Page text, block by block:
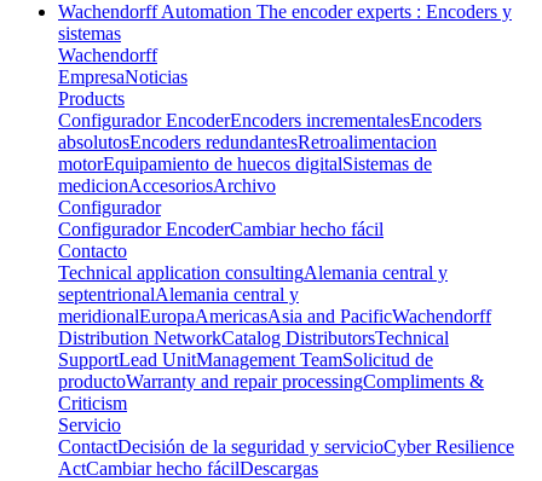
Wachendorff Automation The encoder experts : Encoders y
sistemas
Wachendorff
EmpresaNoticias
Products
Configurador EncoderEncoders incrementalesEncoders
absolutosEncoders redundantesRetroalimentacion
motorEquipamiento de huecos digitalSistemas de
medicionAccesoriosArchivo
Configurador
Configurador EncoderCambiar hecho fácil
Contacto
Technical application consultingAlemania central y
septentrionalAlemania central y
meridionalEuropaAmericasAsia and PacificWachendorff
Distribution NetworkCatalog DistributorsTechnical
SupportLead UnitManagement TeamSolicitud de
productoWarranty and repair processingCompliments &
Criticism
Servicio
ContactDecisión de la seguridad y servicioCyber Resilience
ActCambiar hecho fácilDescargas